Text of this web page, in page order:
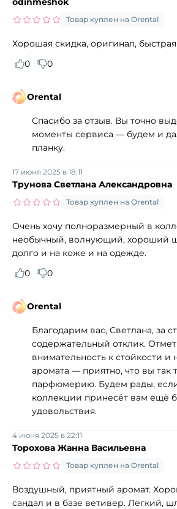
Товар куплен на Orental
Хорошая скидка, оригинал, быстрая
0
0
Orental
Спасибо за отзыв. Вы точно
моменты сервиса — будем и
планку.
Трунова Светлана Александровна
17 июня 2025 в 18:11
Товар куплен на Orental
Очень хочу полноразмерный в
необычный, волнующий, хороший
долго и на коже и на одежде.
0
0
Orental
Благодарим вас, Светлана, за
содержательный отклик.
внимательность к стойкости и
аромата — приятно, что вы так
парфюмерию. Будем рады,
коллекции принесёт вам ещё
удовольствия.
Торохова Жанна Васильевна
4 июня 2025 в 22:11
Товар куплен на Orental
Воздушный, приятный аромат.
сандал и в базе ветивер. Лёгкий,